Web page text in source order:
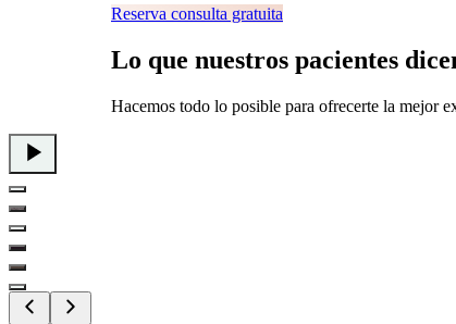
Reserva consulta gratuita
Lo que nuestros pacientes
Hacemos todo lo posible para ofrecerte la mejor